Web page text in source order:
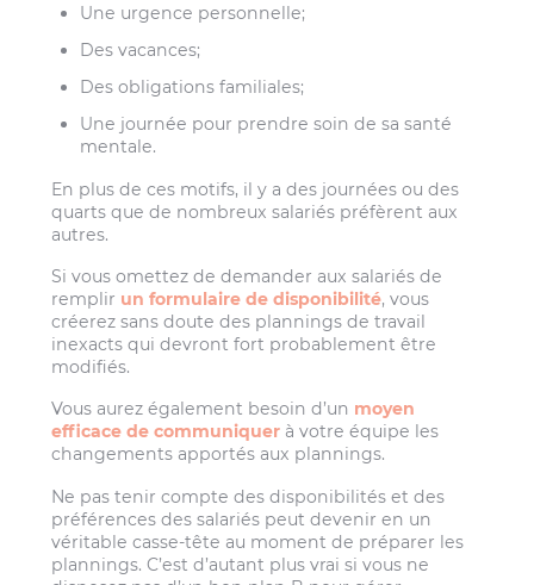
Une urgence personnelle;
Des vacances;
Des obligations familiales;
Une journée pour prendre soin de sa santé
mentale.
En plus de ces motifs, il y a des journées ou des
quarts que de nombreux salariés préfèrent aux
autres.
Si vous omettez de demander aux salariés de
remplir un formulaire de disponibilité, vous
créerez sans doute des plannings de travail
inexacts qui devront fort probablement être
modifiés.
Vous aurez également besoin d’un moyen
efficace de communiquer à votre équipe les
changements apportés aux plannings.
Ne pas tenir compte des disponibilités et des
préférences des salariés peut devenir en un
véritable casse-tête au moment de préparer les
plannings. C’est d’autant plus vrai si vous ne